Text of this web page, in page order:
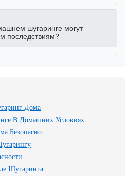
шугаринге могут
последствиям?
Дома
В Домашних Условиях
Безопасно
Шугаринга